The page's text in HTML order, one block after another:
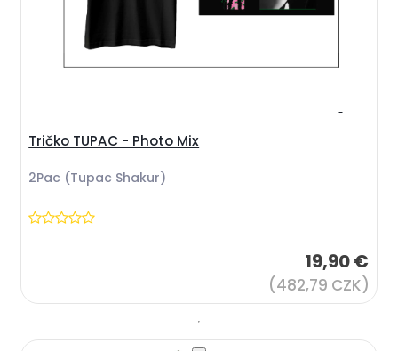
Tričko TUPAC - Photo Mix
2Pac (Tupac Shakur)
19,90 €
(482,79 CZK)